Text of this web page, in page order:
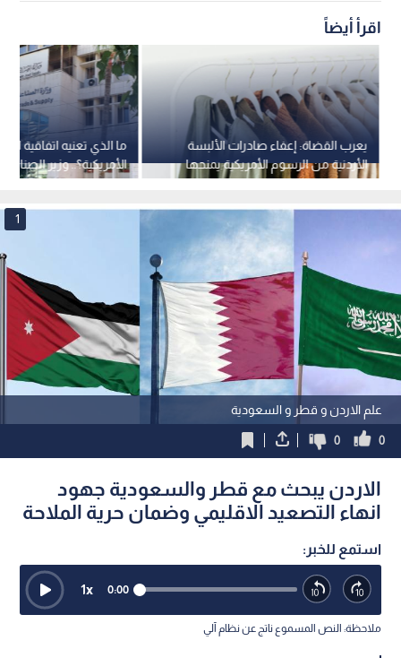
اقرأ أيضاً
ما الذي تعنيه اتفاقية
الأمريكية؟.. وزير
نبض البلد
يعرب القضاة: إعفاء صادرات الألبسة
الأردنية من الرسوم الأمريكية يمنحها
ميزة تنافسية غير مسبوقة
علم الاردن و قطر و السعودية
1
0
0
الاردن يبحث مع قطر والسعودية جهود
انهاء التصعيد الاقليمي وضمان حرية الملاحة
استمع للخبر:
0:00
1x
ملاحظة: النص المسموع ناتج عن نظام آلي